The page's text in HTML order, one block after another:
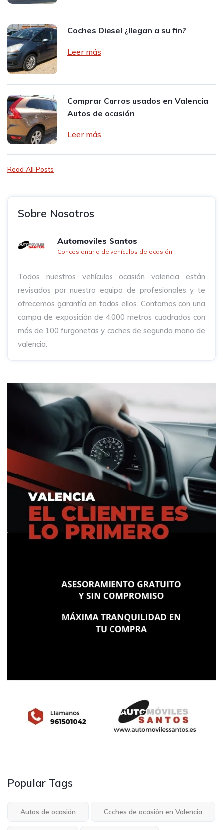
Coches Diesel ¿llegan a su fin?
Leer más
Comprar Carros usados en Valencia
Autos de ocasión
Leer más
Read All Posts
Sobre Nosotros
Automoviles Santos
Concesionario de vehículos de ocasión
Todos nuestros vehículos ocasión valencia están
revisados por nuestro equipo de profesionales y te
ofrecemos garantía en todos ellos. Contamos con una
campa de exposición de 4.000 metros cuadrados con
más de 100 furgonetas y coches de segunda mano de
valencia.
Popular Tags
Autos de ocasión Coches de ocasión en Valencia